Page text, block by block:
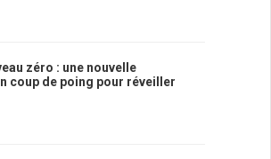
zéro : une nouvelle
coup de poing pour réveiller